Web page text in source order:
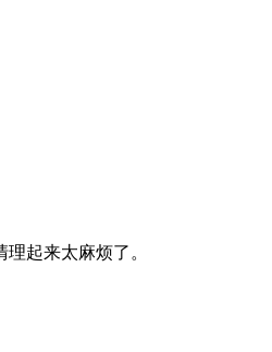
起来太麻烦了。